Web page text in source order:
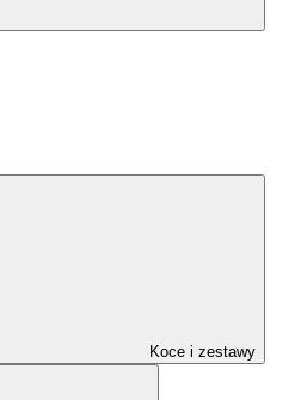
Koce i zestawy